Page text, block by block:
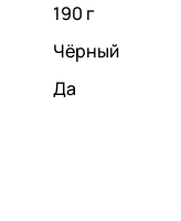
190 г
Чёрный
Да